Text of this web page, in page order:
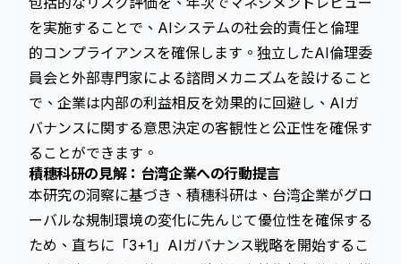
を実施することで、AIシステムの社会的責任と倫理
的コンプライアンスを確保します。独立したAI倫理委
員会と外部専門家による諮問メカニズムを設けること
で、企業は内部の利益相反を効果的に回避し、AIガ
バナンスに関する意思決定の客観性と公正性を確保す
ることができます。
積穗科研の見解：台湾企業への行動提言
本研究の洞察に基づき、積穗科研は、台湾企業がグロ
ーバルな規制環境の変化に先んじて優位性を確保する
ため、直ちに「3+1」AIガバナンス戦略を開始するこ